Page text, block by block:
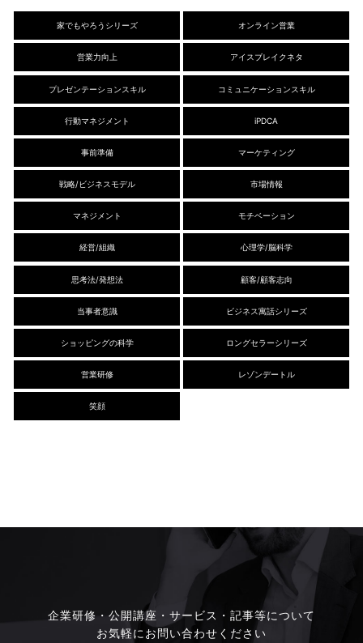
家でもやろうシリーズ オンライン営業
営業力向上 アイスブレイクネタ
プレゼンテーションスキル コミュニケーションスキル
行動マネジメント iPDCA
事前準備 マーケティング
戦略/ビジネスモデル 市場情報
マネジメント モチベーション
経営/組織 心理学/脳科学
思考法/発想法 顧客/顧客志向
当事者意識 ビジネス寓話シリーズ
ショッピングの科学 ロングセラーシリーズ
営業研修 レゾンデートル
笑顔
企業研修・公開講座・サービス・記事等について
お気軽にお問い合わせください